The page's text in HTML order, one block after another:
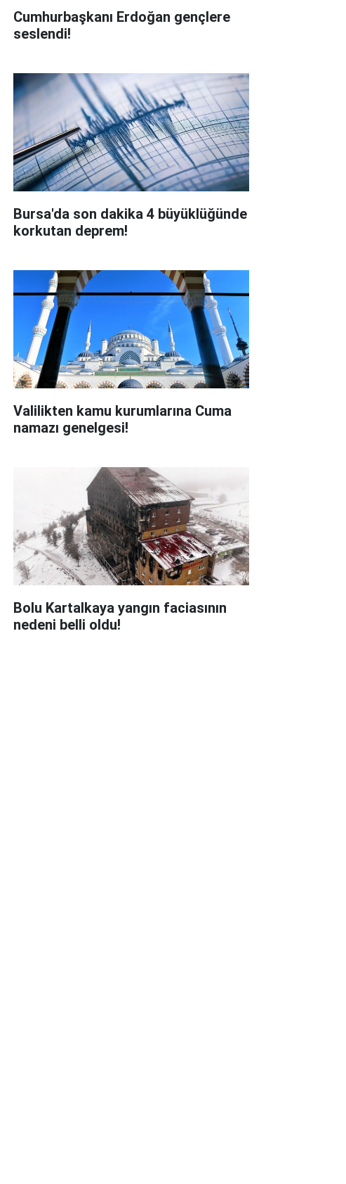
Cumhurbaşkanı Erdoğan gençlere
seslendi!
Bursa'da son dakika 4 büyüklüğünde
korkutan deprem!
Valilikten kamu kurumlarına Cuma
namazı genelgesi!
Bolu Kartalkaya yangın faciasının
nedeni belli oldu!